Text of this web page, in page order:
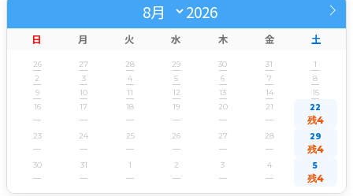
2026
日 月 火 水 木 金 土
26 27 28 29 30 31
1
2
3 4 5 6 7
8
9
10 11 12 13 14
15
16
17 18 19 20 21 22
残4
23 24 25 26 27 28 29
残4
30 31 1 2 3 4 5
残4